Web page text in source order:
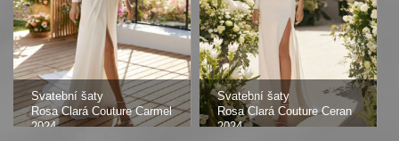
Svatební šaty
Rosa Clará Couture Carmel
2024
Svatební šaty
Rosa Clará Couture Ceran
2024